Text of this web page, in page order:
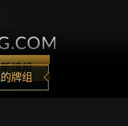
牌组
牌组
GWENT® 是由CD